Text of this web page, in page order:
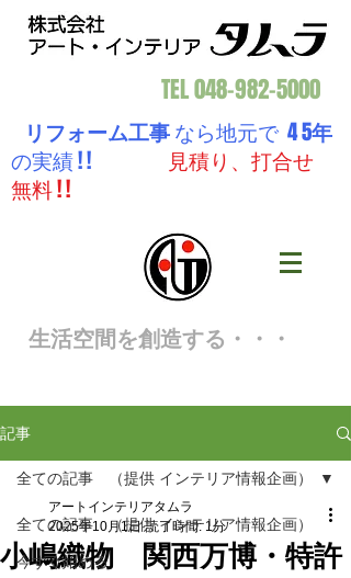
TEL048-982-5000
リフォーム工事なら地元で 4 5年
の実績 ! !
見積り、打合せ
無料 ! !
生活空間を創造する・・・
記事
全ての記事 （提供 インテリア情報企画）
今すぐ始める
全ての記事 （提供 インテリア情報企画）
小嶋織物 関西万博・特許
アートインテリアタムラ
2025年10月1日 読了時間: 1分